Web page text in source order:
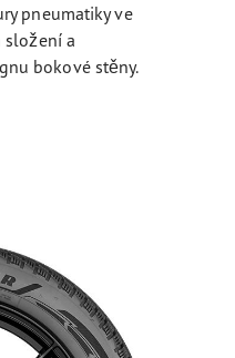
pneumatiky ve
složení a
bokové stěny.